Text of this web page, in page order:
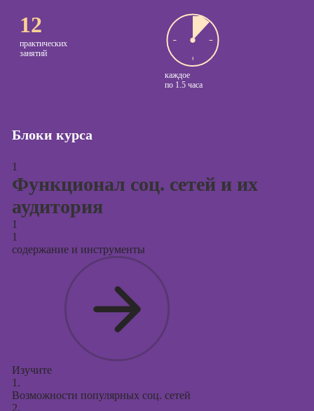
сайтов на Tilda
12
практических
занятий
каждое
по 1.5 часа
Блоки курса
1
Функционал соц. сетей и их
аудитория
1
1
содержание и инструменты
Изучите
1.
Возможности популярных соц. сетей
2.